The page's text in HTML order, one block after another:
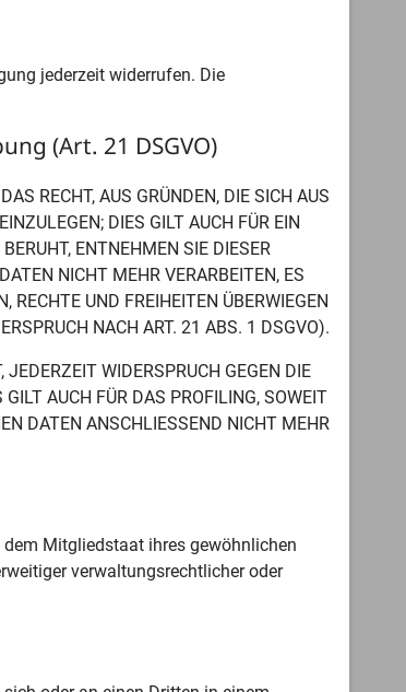
jederzeit widerrufen. Die
(Art. 21 DSGVO)
RECHT, AUS GRÜNDEN, DIE SICH AUS
DIES GILT AUCH FÜR EIN
ENTNEHMEN SIE DIESER
NICHT MEHR VERARBEITEN, ES
RECHTE UND FREIHEITEN ÜBERWIEGEN
NACH ART. 21 ABS. 1 DSGVO).
WIDERSPRUCH GEGEN DIE
AUCH FÜR DAS PROFILING, SOWEIT
DATEN ANSCHLIESSEND NICHT MEHR
dem Mitgliedstaat ihres gewöhnlichen
verwaltungsrechtlicher oder